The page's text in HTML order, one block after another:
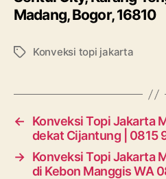
Madang, Bogor, 16810
TagsKonveksi topi jakarta
←
Konveksi Topi Jakarta
dekat Cijantung | 0815
→ Konveksi Topi Jakarta
di Kebon Manggis WA